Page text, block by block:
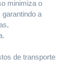
minimiza o
a
de transporte